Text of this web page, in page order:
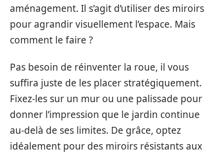
aménagement. Il s’agit d’utiliser des miroirs
pour agrandir visuellement l’espace. Mais
comment le faire ?
Pas besoin de réinventer la roue, il vous
suffira juste de les placer stratégiquement.
Fixez-les sur un mur ou une palissade pour
donner l’impression que le jardin continue
au-delà de ses limites. De grâce, optez
idéalement pour des miroirs résistants aux